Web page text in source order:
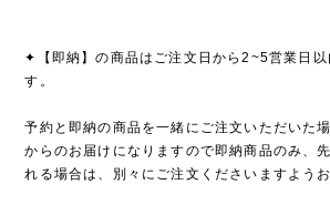
✦【即納】の商品はご注文日から2~5営業日以
す。
予約と即納の商品を一緒にご注文いただいた
からのお届けになりますので即納商品のみ、
れる場合は、別々にご注文くださいますよう